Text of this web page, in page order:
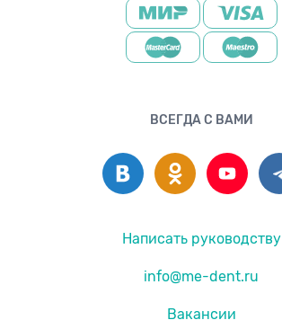
ВСЕГДА С ВАМИ
Написать руководству
info@me-dent.ru
Вакансии